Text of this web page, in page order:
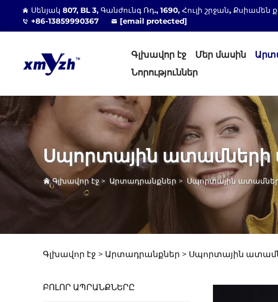
Սենյակ 807, BL 3, Գանժունգ Ռդ., 1690, Հուլի շրջան,
+86-13859990367
[email protected]
Գլխավոր էջ Մեր մասին
Նորություններ
Սպորտային
Գլխավոր էջ> Արտադրանքներ > Սպորտային
Գլխավոր էջ > Արտադրանքներ > Սպորտային
ԲՈԼՈՐ ԱՊՐԱՆՔՆԵՐԸ